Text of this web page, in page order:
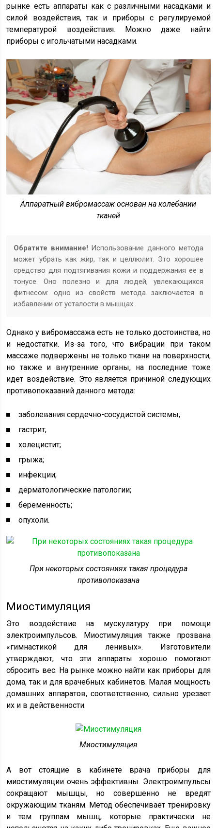
рынке есть аппараты как с различными насадками и
силой воздействия, так и приборы с регулируемой
температурой воздействия. Можно даже найти
приборы с игольчатыми насадками.
Аппаратный вибромассаж основан на колебании
тканей
Обратите внимание! Использование данного метода
может убрать как жир, так и целлюлит. Это хорошее
средство для подтягивания кожи и поддержания ее в
тонусе. Оно полезно и для людей, увлекающихся
фитнесом: одно из свойств метода заключается в
избавлении от усталости в мышцах.
Однако у вибромассажа есть не только достоинства, но
и недостатки. Из-за того, что вибрации при таком
массаже подвержены не только ткани на поверхности,
но также и внутренние органы, на последние тоже
идет воздействие. Это является причиной следующих
противопоказаний данного метода:
заболевания сердечно-сосудистой системы;
гастрит;
холецистит;
грыжа;
инфекции;
дерматологические патологии;
беременность;
опухоли.
При некоторых состояниях такая процедура
противопоказана
Миостимуляция
Это воздействие на мускулатуру при помощи
электроимпульсов. Миостимуляция также прозвана
«гимнастикой для ленивых». Изготовители
утверждают, что эти аппараты хорошо помогают
сбросить вес. На рынке можно найти как приборы для
дома, так и для врачебных кабинетов. Малая мощность
домашних аппаратов, соответственно, сильно урезает
их и в действенности.
Миостимуляция
А вот стоящие в кабинете врача приборы для
миостимуляции очень эффективны. Электроимпульсы
сокращают мышцы, но совершенно не вредят
окружающим тканям. Метод обеспечивает тренировку
и тем группам мышц, которые практически не